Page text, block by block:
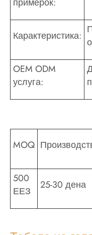
Карактеристика:
OEM ODM
услуга:
MOQ
500
ЕЕЗ
25-30 дена